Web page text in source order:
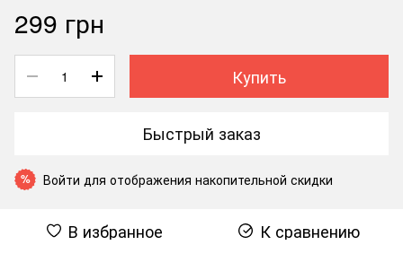
299 грн
Купить
Быстрый заказ
% Войти для отображения накопительной скидки
В избранное К сравнению